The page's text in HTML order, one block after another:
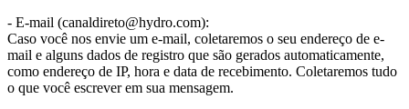
- E-mail (canaldireto@hydro.com):
Caso você nos envie um e-mail, coletaremos o seu endereço de e-
mail e alguns dados de registro que são gerados automaticamente,
como endereço de IP, hora e data de recebimento. Coletaremos tudo
o que você escrever em sua mensagem.